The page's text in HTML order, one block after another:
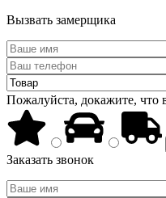
Вызвать замерщика
Пожалуйста, докажите, что
Заказать звонок